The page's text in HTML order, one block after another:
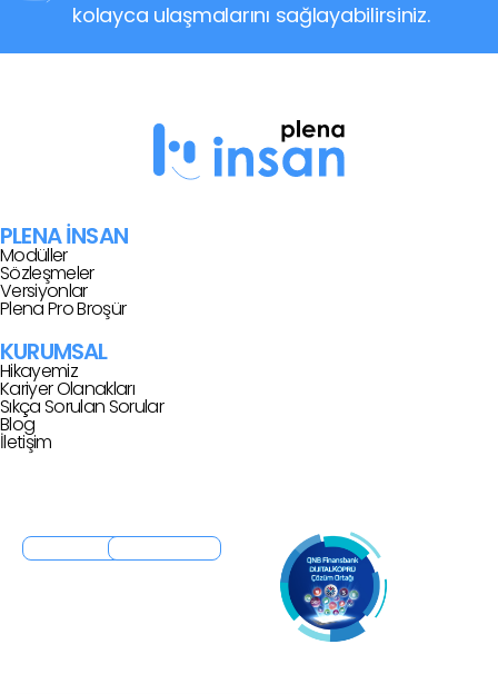
kolayca ulaşmalarını sağlayabilirsiniz.
PLENA İNSAN
Modüller
Sözleşmeler
Versiyonlar
Plena Pro Broşür
KURUMSAL
Hikayemiz
Kariyer Olanakları
Sıkça Sorulan Sorular
Blog
İletişim